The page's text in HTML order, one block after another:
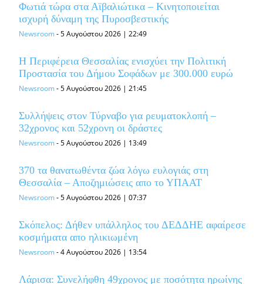
Φωτιά τώρα στα Αϊβαλιώτικα – Κινητοποιείται
ισχυρή δύναμη της Πυροσβεστικής
Newsroom-5 Αυγούστου 2026 | 22:49
Η Περιφέρεια Θεσσαλίας ενισχύει την Πολιτική
Προστασία του Δήμου Σοφάδων με 300.000 ευρώ
Newsroom-5 Αυγούστου 2026 | 21:45
Συλλήψεις στον Τύρναβο για ρευματοκλοπή –
32χρονος και 52χρονη οι δράστες
Newsroom-5 Αυγούστου 2026 | 13:49
370 τα θανατωθέντα ζώα λόγω ευλογιάς στη
Θεσσαλία – Αποζημιώσεις απο το ΥΠΑΑΤ
Newsroom-5 Αυγούστου 2026 | 07:37
Σκόπελος: Δήθεν υπάλληλος του ΔΕΔΔΗΕ αφαίρεσε
κοσμήματα απο ηλικιωμένη
Newsroom-4 Αυγούστου 2026 | 13:54
Λάρισα: Συνελήφθη 49χρονος με ποσότητα ηρωίνης